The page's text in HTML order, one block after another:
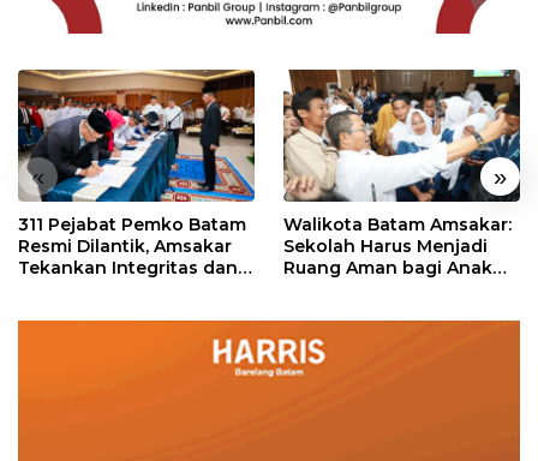
« »
311 Pejabat Pemko Batam
Resmi Dilantik, Amsakar
Tekankan Integritas dan
Walikota Batam Amsakar:
Sekolah Harus Menjadi
Ruang Aman bagi Anak